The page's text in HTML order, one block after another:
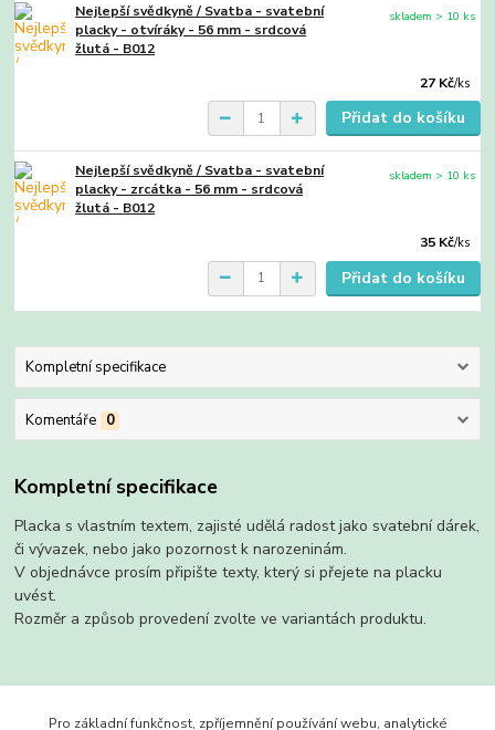
Nejlepší svědkyně / Svatba - svatební
placky - otvíráky - 56 mm - srdcová
žlutá - B012
27 Kč/ks
skladem > 10 ks
Přidat do košíku
Nejlepší svědkyně / Svatba - svatební
placky - zrcátka - 56 mm - srdcová
žlutá - B012
35 Kč/ks
skladem > 10 ks
Přidat do košíku
Kompletní specifikace
Komentáře 0
Kompletní specifikace
Placka s vlastním textem, zajisté udělá radost jako svatební dárek,
či vývazek, nebo jako pozornost k narozeninám.
V objednávce prosím připište texty, který si přejete na placku
uvést.
Rozměr a způsob provedení zvolte ve variantách produktu.
Zboží zařazeno v kategoriích
Pro základní funkčnost, zpříjemnění používání webu, analytické